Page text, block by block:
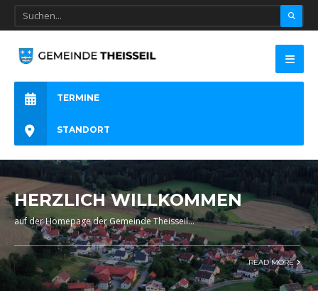
TERMINE
STANDORT
HERZLICH WILLKOMMEN
auf der Homepage der Gemeinde Theisseil...
READ MORE